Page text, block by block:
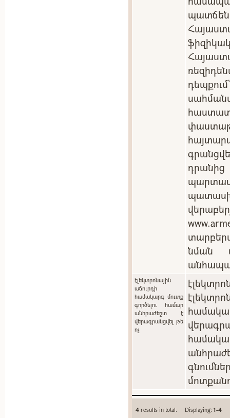
նման
էլեկտրոնային
աճուրդի
համակարգ մուտք
գործելու համար
անհրաժեշտ է
վերագրանցվել թե
ոչ
4 results in total. Displaying:1-4